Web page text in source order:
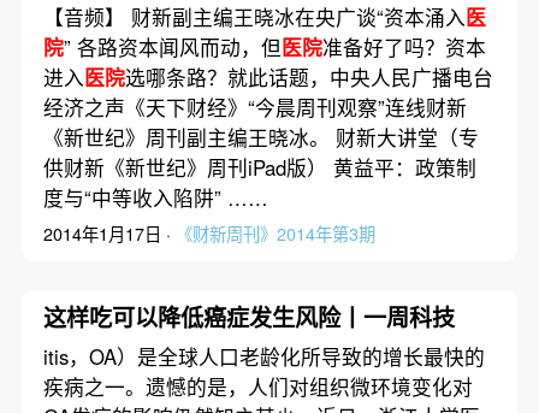
【音频】 财新副主编王晓冰在央广谈“资本涌入医
院” 各路资本闻风而动，但医院准备好了吗？资本
进入医院选哪条路？就此话题，中央人民广播电台
经济之声《天下财经》“今晨周刊观察”连线财新
《新世纪》周刊副主编王晓冰。 财新大讲堂（专
供财新《新世纪》周刊iPad版） 黄益平：政策制
度与“中等收入陷阱” ……
2014年1月17日 · 《财新周刊》2014年第3期
这样吃可以降低癌症发生风险丨一周科技
itis，OA）是全球人口老龄化所导致的增长最快的
疾病之一。遗憾的是，人们对组织微环境变化对